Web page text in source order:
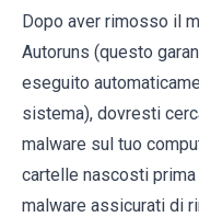
Dopo aver rimosso il
Autoruns (questo
eseguito
sistema), dovresti
malware sul tuo
cartelle nascosti
malware assicurati di